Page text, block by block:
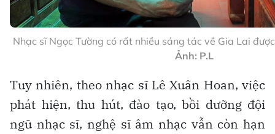
Nhạc sĩ Ngọc Tường có rất nhiều sáng tác về Gia Lai
Ảnh: P.L
Tuy nhiên, theo nhạc sĩ Lê Xuân Hoan, việc
phát hiện, thu hút, đào tạo, bồi dưỡng đội
ngũ nhạc sĩ, nghệ sĩ âm nhạc vẫn còn hạn